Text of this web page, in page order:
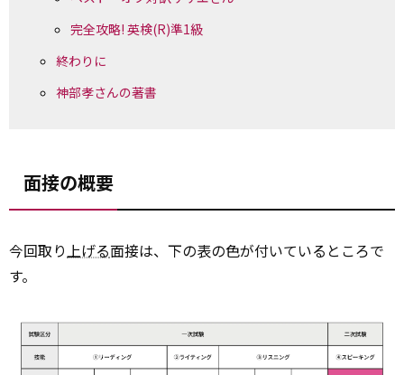
完全攻略! 英検(R)準1級
終わりに
神部孝さんの著書
面接の概要
今回取り上げる面接は、下の表の色が付いているところで
す。